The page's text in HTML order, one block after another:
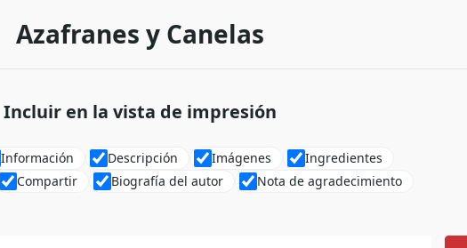
Azafranes y Canelas
Incluir en la vista de impresión
Información Descripción Imágenes
Ingredientes
Compartir Biografía del autor Nota de agradecimiento